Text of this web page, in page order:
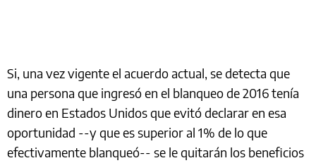
Si, una vez vigente el acuerdo actual, se detecta que
una persona que ingresó en el blanqueo de 2016 tenía
dinero en Estados Unidos que evitó declarar en esa
oportunidad --y que es superior al 1% de lo que
efectivamente blanqueó-- se le quitarán los beneficios